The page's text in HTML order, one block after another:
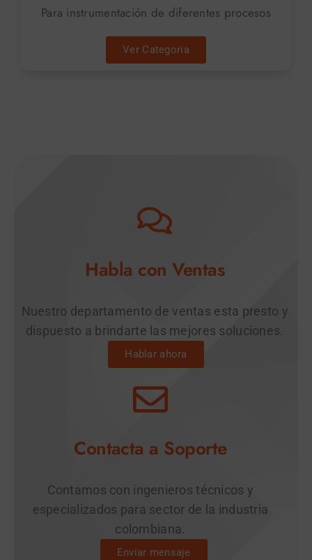
Para instrumentación de diferentes procesos
Ver Categoria
Habla con Ventas
Nuestro departamento de ventas esta presto y
dispuesto a brindarte las mejores soluciones.
Hablar ahora
Contacta a Soporte
Contamos con ingenieros técnicos y
especializados para sector de la industria
colombiana.
Enviar mensaje